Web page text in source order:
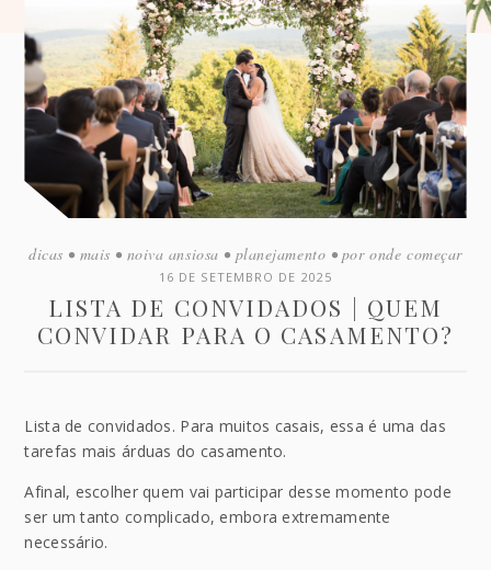
dicas • mais • noiva ansiosa • planejamento • por onde começar
16 DE SETEMBRO DE 2025
LISTA DE CONVIDADOS | QUEM
CONVIDAR PARA O CASAMENTO?
Lista de convidados. Para muitos casais, essa é uma das
tarefas mais árduas do casamento.
Afinal, escolher quem vai participar desse momento pode
ser um tanto complicado, embora extremamente
necessário.